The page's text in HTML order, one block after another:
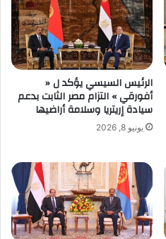
الرئيس السيسي يؤكد ل «
أفورقي » التزام مصر الثابت بدعم
سيادة إريتريا وسلامة أراضيها
يونيو 8, 2026